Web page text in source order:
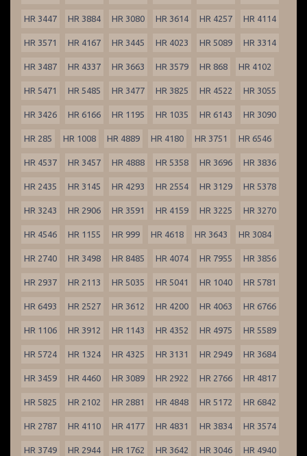
HR 3447 HR 3884 HR 3080 HR 3614 HR 4257 HR 4114
HR 3571 HR 4167 HR 3445 HR 4023 HR 5089 HR 3314
HR 3487 HR 4337 HR 3663 HR 3579 HR 868 HR 4102
HR 5471 HR 5485 HR 3477 HR 3825 HR 4522 HR 3055
HR 3426 HR 6166 HR 1195 HR 1035 HR 6143 HR 3090
HR 285 HR 1008 HR 4889 HR 4180 HR 3751 HR 6546
HR 4537 HR 3457 HR 4888 HR 5358 HR 3696 HR 3836
HR 2435 HR 3145 HR 4293 HR 2554 HR 3129 HR 5378
HR 3243 HR 2906 HR 3591 HR 4159 HR 3225 HR 3270
HR 4546 HR 1155 HR 999 HR 4618 HR 3643 HR 3084
HR 2740 HR 3498 HR 8485 HR 4074 HR 7955 HR 3856
HR 2937 HR 2113 HR 5035 HR 5041 HR 1040 HR 5781
HR 6493 HR 2527 HR 3612 HR 4200 HR 4063 HR 6766
HR 1106 HR 3912 HR 1143 HR 4352 HR 4975 HR 5589
HR 5724 HR 1324 HR 4325 HR 3131 HR 2949 HR 3684
HR 3459 HR 4460 HR 3089 HR 2922 HR 2766 HR 4817
HR 5825 HR 2102 HR 2881 HR 4848 HR 5172 HR 6842
HR 2787 HR 4110 HR 4177 HR 4831 HR 3834 HR 3574
HR 3749 HR 2944 HR 1762 HR 3642 HR 3046 HR 4940